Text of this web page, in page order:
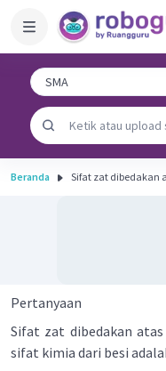
Beranda Sifat zat dibedakan
Pertanyaan
Sifat zat dibedakan
sifat kimia dari besi